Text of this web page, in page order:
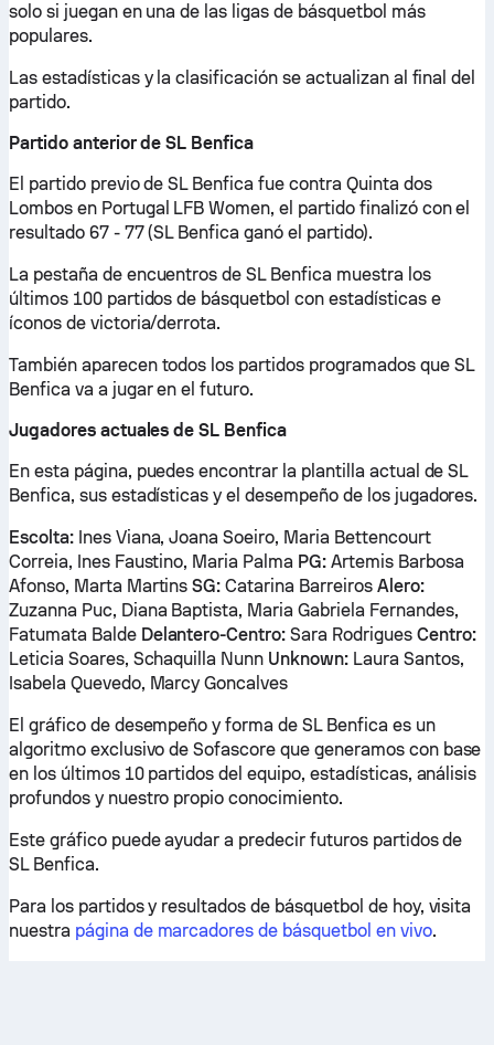
solo si juegan en una de las ligas de básquetbol más
populares.
Las estadísticas y la clasificación se actualizan al final del
partido.
Partido anterior de SL Benfica
El partido previo de SL Benfica fue contra Quinta dos
Lombos en Portugal LFB Women, el partido finalizó con el
resultado 67 - 77 (SL Benfica ganó el partido).
La pestaña de encuentros de SL Benfica muestra los
últimos 100 partidos de básquetbol con estadísticas e
íconos de victoria/derrota.
También aparecen todos los partidos programados que SL
Benfica va a jugar en el futuro.
Jugadores actuales de SL Benfica
En esta página, puedes encontrar la plantilla actual de SL
Benfica, sus estadísticas y el desempeño de los jugadores.
Escolta:Ines Viana, Joana Soeiro, Maria Bettencourt
Correia, Ines Faustino, Maria Palma PG:Artemis Barbosa
Afonso, Marta MartinsSG: Catarina Barreiros Alero:
Zuzanna Puc, Diana Baptista, Maria Gabriela Fernandes,
Fatumata Balde Delantero-Centro: Sara Rodrigues Centro:
Leticia Soares, Schaquilla Nunn Unknown:Laura Santos,
Isabela Quevedo, Marcy Goncalves
El gráfico de desempeño y forma de SL Benfica es un
algoritmo exclusivo de Sofascore que generamos con base
en los últimos 10 partidos del equipo, estadísticas, análisis
profundos y nuestro propio conocimiento.
Este gráfico puede ayudar a predecir futuros partidos de
SL Benfica.
Para los partidos y resultados de básquetbol de hoy, visita
nuestra página de marcadores de básquetbol en vivo.